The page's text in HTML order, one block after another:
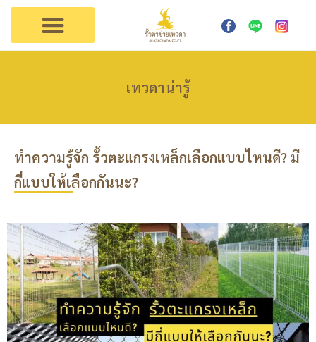
เทวดาน่ารู้
ทำความรู้จัก รั้วตะแกรงเหล็กเลือกแบบไหนดี? มี
กี่แบบให้เลือกกันนะ?